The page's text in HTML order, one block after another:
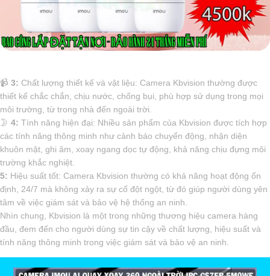
📹 3: Chất lượng thiết kế và vật liệu: Camera Kbvision thường được
thiết kế chắc chắn, chịu nước, chống bụi, phù hợp sử dụng trong mọi
môi trường, từ trong nhà đến ngoài trời.
🌛 4: Tính năng hiện đại: Nhiều sản phẩm của Kbvision được tích hợp
các tính năng thông minh như cảnh báo chuyển động, nhận diện
khuôn mặt, ghi âm, xoay ngang dọc tự động, khả năng chịu đựng môi
trường khắc nghiệt.
5: Hiệu suất tốt: Camera Kbvision thường có khả năng hoạt động ổn
định, 24/7 mà không xảy ra sự cố đột ngột, từ đó giúp người dùng yên
tâm về việc giám sát và bảo vệ hệ thống an ninh.
Nhìn chung, Kbvision là một trong những thương hiệu camera hàng
đầu, đem đến cho người dùng sự tin cậy về chất lượng, hiệu suất và
tính năng thông minh trong việc giám sát và bảo vệ an ninh.